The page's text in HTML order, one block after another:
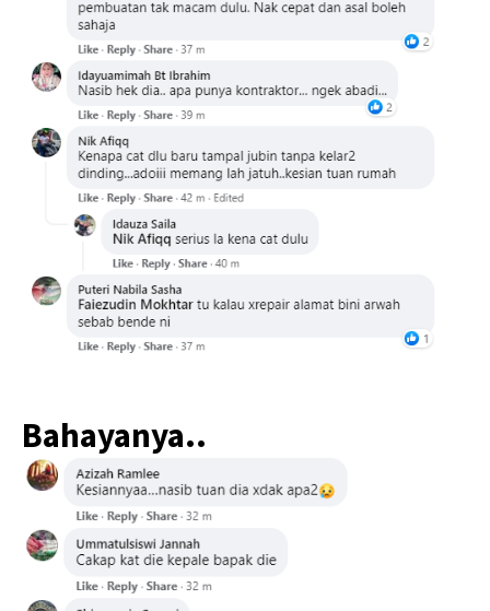
Bahayanya..